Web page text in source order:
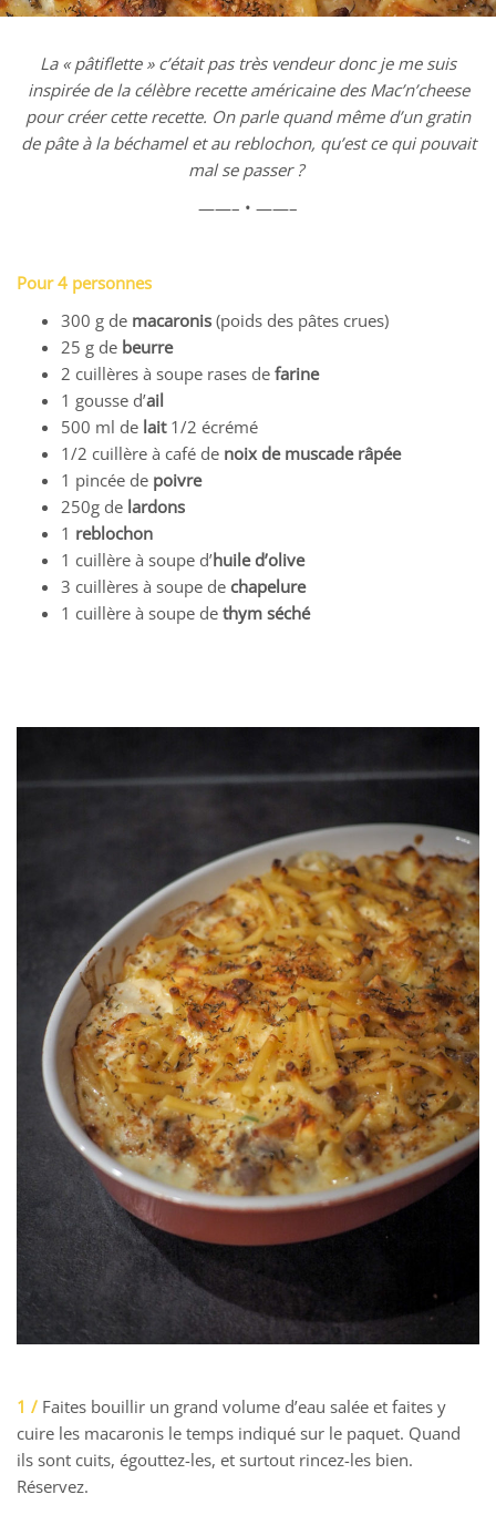
La « pâtiflette » c’était pas très vendeur donc je me suis
inspirée de la célèbre recette américaine des Mac’n’cheese
pour créer cette recette. On parle quand même d’un gratin
de pâte à la béchamel et au reblochon, qu’est ce qui pouvait
mal se passer ?
——– • ——–
Pour 4 personnes
300 g de macaronis (poids des pâtes crues)
25 g de beurre
2 cuillères à soupe rases de farine
1 gousse d’ail
500 ml de lait1/2 écrémé
1/2 cuillère à café de noix de muscade râpée
1 pincée de poivre
250g de lardons
1 reblochon
1 cuillère à soupe d’huile d’olive
3 cuillères à soupe de chapelure
1 cuillère à soupe de thym séché
1 / Faites bouillir un grand volume d’eau salée et faites y
cuire les macaronis le temps indiqué sur le paquet. Quand
ils sont cuits, égouttez-les, et surtout rincez-les bien.
Réservez.